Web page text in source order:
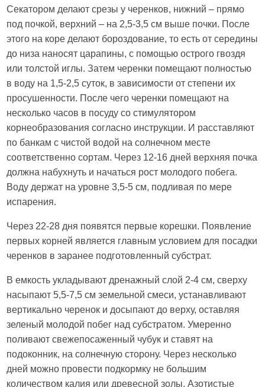
Секатором делают срезы у черенков, нижний – прямо
под почкой, верхний – на 2,5-3,5 см выше почки. После
этого на коре делают бороздование, то есть от середины
до низа наносят царапины, с помощью острого гвоздя
или толстой иглы. Затем черенки помещают полностью
в воду на 1,5-2,5 суток, в зависимости от степени их
просушенности. После чего черенки помещают на
несколько часов в посуду со стимулятором
корнеобразования согласно инструкции. И расставляют
по банкам с чистой водой на солнечном месте
соответственно сортам. Через 12-16 дней верхняя почка
должна набухнуть и начаться рост молодого побега.
Воду держат на уровне 3,5-5 см, подливая по мере
испарения.
Через 22-28 дня появятся первые корешки. Появление
первых корней является главным условием для посадки
черенков в заранее подготовленный субстрат.
В емкость укладывают дренажный слой 2-4 см, сверху
насыпают 5,5-7,5 см земельной смеси, устанавливают
вертикально черенок и досыпают до верху, оставляя
зеленый молодой побег над субстратом. Умеренно
поливают свежепосаженный чубук и ставят на
подоконник, на солнечную сторону. Через несколько
дней можно провести подкормку не большим
количеством калия или древесной золы. Азотистые